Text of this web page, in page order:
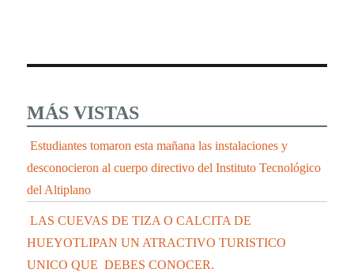
MÁS VISTAS
Estudiantes tomaron esta mañana las instalaciones y
desconocieron al cuerpo directivo del Instituto Tecnológico
del Altiplano
LAS CUEVAS DE TIZA O CALCITA DE
HUEYOTLIPAN UN ATRACTIVO TURISTICO
UNICO QUE DEBES CONOCER.